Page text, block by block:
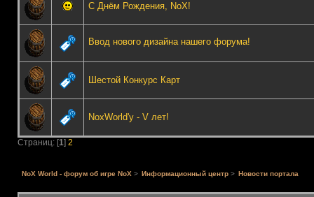
С Днём Рождения, NoX!
Ввод нового дизайна нашего форума!
Шестой Конкурс Карт
NoxWorld'у - V лет!
Страниц: [1] 2
NoX World - форум об игре NoX> Информационный центр > Новости портала